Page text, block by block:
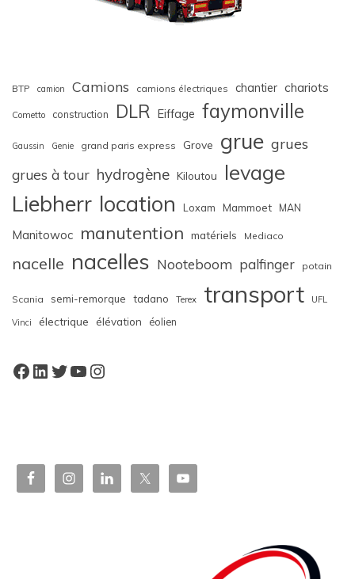
BTP camion Camions camions électriques chantier chariots
Cometto construction DLR Eiffage faymonville
Gaussin Genie grand paris express Grove grue grues
grues à tour hydrogène Kiloutou levage
Liebherr location Loxam Mammoet MAN
Manitowoc manutention matériels Mediaco
nacelle nacelles Nooteboom palfinger potain
Scania semi-remorque tadano Terex transport UFL
Vinci électrique élévation éolien
Facebook
LinkedIn
Twitter
YouTube
Instagram